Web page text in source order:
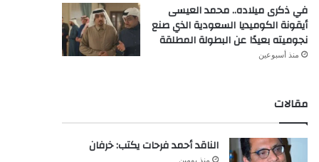
في ذكرى ميلاده.. محمد العيسى
أيقونة الكوميديا السعودية الذي صنع
نجوميته بعيدًا عن البطولة المطلقة
منذ أسبوعين
مقالات
الناقد أحمد فرحات يكتب: خرفان
منذ يومين